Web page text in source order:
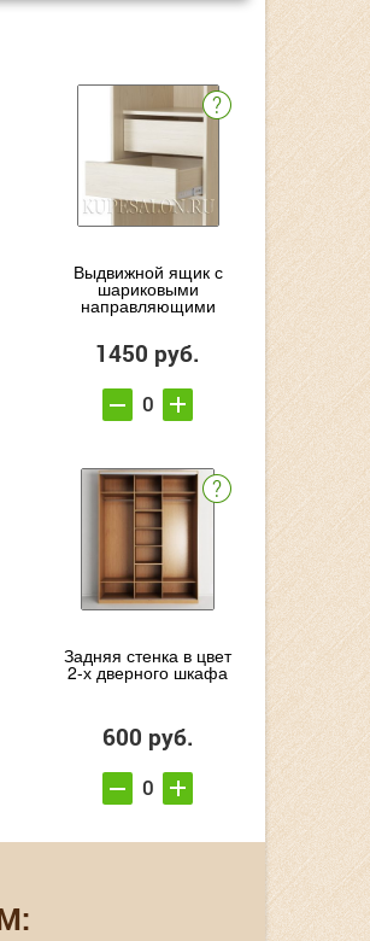
Выдвижной ящик с
шариковыми
направляющими
1450 руб.
Задняя стенка в цвет
2-х дверного шкафа
600 руб.